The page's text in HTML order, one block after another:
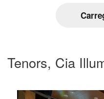
Tenors, Cia